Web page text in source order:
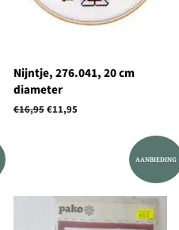
Nijntje, 276.041, 20 cm
diameter
Normale
€16,95Aanbiedingsprijs
€11,95
AANBIEDING